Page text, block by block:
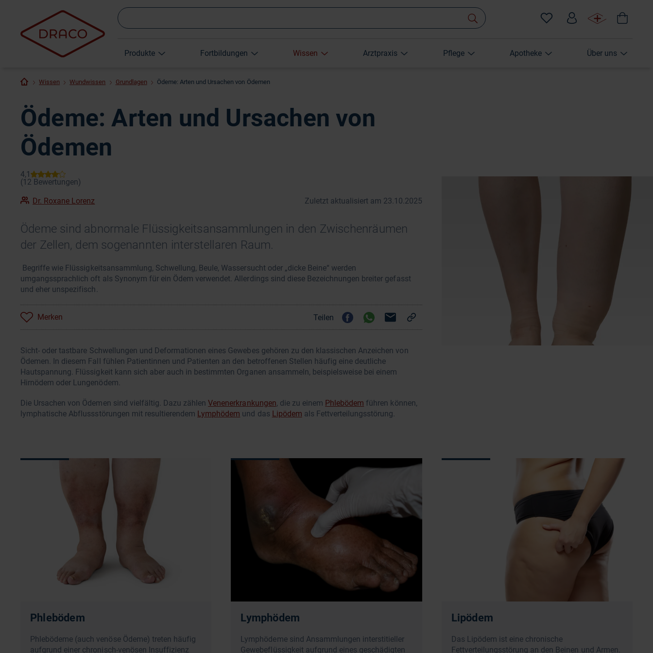
Produkte Fortbildungen Wissen Arztpraxis Pflege Apotheke Über uns
Wissen Wundwissen Grundlagen Ödeme: Arten und Ursachen von Ödemen
Ödeme: Arten und Ursachen von
Ödemen
Dr. Roxane Lorenz Zuletzt aktualisiert am 23.10.2025
Ödeme sind abnormale Flüssigkeitsansammlungen in den Zwischenräumen
der Zellen, dem sogenannten interstellaren Raum.
Begriffe wie Flüssigkeitsansammlung, Schwellung, Beule, Wassersucht oder „dicke Beine“ werden
umgangssprachlich oft als Synonym für ein Ödem verwendet. Allerdings sind diese Bezeichnungen breiter gefasst
und eher unspezifisch.
Merken Teilen
Sicht- oder tastbare Schwellungen und Deformationen eines Gewebes gehören zu den klassischen Anzeichen von
Ödemen. In diesem Fall fühlen Patientinnen und Patienten an den betroffenen Stellen häufig eine deutliche
Hautspannung. Flüssigkeit kann sich aber auch in bestimmten Organen ansammeln, beispielsweise bei einem
Hirnödem oder Lungenödem.
Die Ursachen von Ödemen sind vielfältig. Dazu zählenVenenerkrankungen, die zu einem Phlebödem führen können,
lymphatische Abflussstörungen mit resultierendem Lymphödem und das Lipödem als Fettverteilungsstörung.
Phlebödem
Phlebödeme (auch venöse Ödeme) treten häufig
aufgrund einer chronisch-venösen Insuffizienz
Lymphödem
Lymphödeme sind Ansammlungen interstitieller
Gewebeflüssigkeit aufgrund eines geschädigten
Lipödem
Das Lipödem ist eine chronische
Fettverteilungsstörung an den Beinen und Armen.
Wonach
Sie?